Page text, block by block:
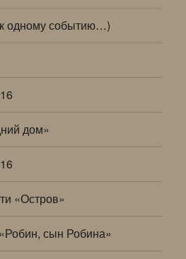
одному событию…)
дом»
«Остров»
сын Робина»